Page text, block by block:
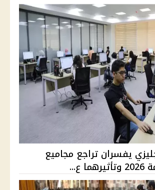
يفسران تراجع مجاميع